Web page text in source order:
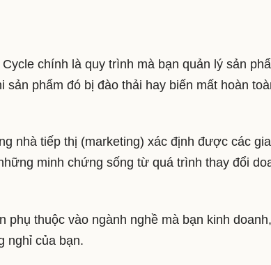
chính là quy trình mà bạn quản lý sản
phẩm đó bị đào thải hay biến mất hoàn
nhà tiếp thị (marketing) xác định được các
minh chứng sống từ quá trình thay đổi
phụ thuộc vào ngành nghề mà bạn kinh
nghỉ của bạn.